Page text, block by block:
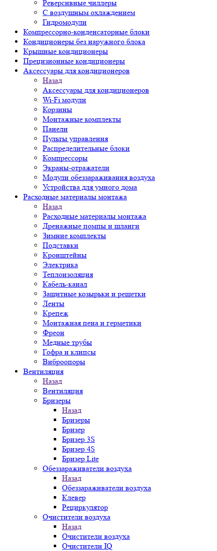
Реверсивные чиллеры
С воздушным охлаждением
Гидромодули
Компрессорно-конденсаторные блоки
Кондиционеры без наружного блока
Крышные кондиционеры
Прецизионные кондиционеры
Аксессуары для кондиционеров
Назад
Аксессуары для кондиционеров
Wi-Fi модули
Корзины
Монтажные комплекты
Панели
Пульты управления
Распределительные блоки
Компрессоры
Экраны-отражатели
Модули обеззараживания воздуха
Устройства для умного дома
Расходные материалы монтажа
Назад
Расходные материалы монтажа
Дренажные помпы и шланги
Зимние комплекты
Подставки
Кронштейны
Электрика
Теплоизоляция
Кабель-канал
Защитные козырьки и решетки
Ленты
Крепеж
Монтажная пена и герметики
Фреон
Медные трубы
Гофра и клипсы
Виброопоры
Вентиляция
Назад
Вентиляция
Бризеры
Назад
Бризеры
Бризер
Бризер 3S
Бризер 4S
Бризер Lite
Обеззараживатели воздуха
Назад
Обеззараживатели воздуха
Клевер
Рециркулятор
Очистители воздуха
Назад
Очистители воздуха
Очистители IQ